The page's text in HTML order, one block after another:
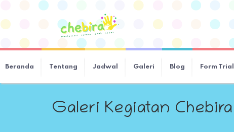
Beranda Tentang Jadwal Galeri Blog Form Trial
Galeri Kegiatan